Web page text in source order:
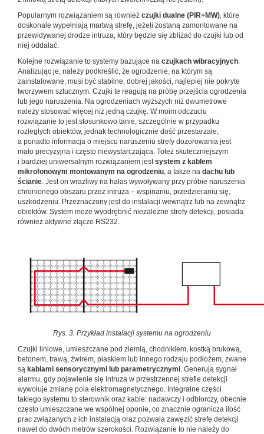
Popularnym rozwiązaniem są również czujki dualne (PIR+MW), które
doskonale wypełniają martwą strefę, jeżeli zostaną zamontowane na
przewidywanej drodze intruza, który będzie się zbliżać do czujki lub od
niej oddalać.
Kolejne rozwiązanie to systemy bazujące na czujkach wibracyjnych.
Analizując je, należy podkreślić, że ogrodzenie, na którym są
zainstalowane, musi być stabilne, dobrej jakości, najlepiej nie pokryte
tworzywem sztucznym. Czujki te reagują na próbę przejścia ogrodzenia
lub jego naruszenia. Na ogrodzeniach wyższych niż dwumetrowe
należy stosować więcej niż jedną czujkę. W moim odczuciu
rozwiązanie to jest stosunkowo tanie, szczególnie w przypadku
rozległych obiektów, jednak technologicznie dość przestarzałe,
a ponadto informacja o miejscu naruszeniu strefy dozorowania jest
mało precyzyjna i często niewystarczająca. Toteż skuteczniejszym
i bardziej uniwersalnym rozwiązaniem jestsystem z kablem
mikrofonowym montowanym na ogrodzeniu, a także na dachu lub
ścianie. Jest on wrażliwy na hałas wywoływany przy próbie naruszenia
chronionego obszaru przez intruza – wspinaniu, przedzieraniu się,
uszkodzeniu. Przeznaczony jest do instalacji wewnątrz lub na zewnątrz
obiektów. System może wyodrębnić niezależne strefy detekcji, posiada
również aktywne złącze RS232.
Rys. 3. Przykład instalacji systemu na ogrodzeniu
Czujki liniowe, umieszczane pod ziemią, chodnikiem, kostką brukową,
betonem, trawą, żwirem, piaskiem lub innego rodzaju podłożem, zwane
są kablami sensorycznymi lub parametrycznymi. Generują sygnał
alarmu, gdy pojawienie się intruza w przestrzennej strefie detekcji
wywołuje zmianę pola elektromagnetycznego. Integralne części
takiego systemu to sterownik oraz kable: nadawczy i odbiorczy, obecnie
często umieszczane we wspólnej oponie, co znacznie ogranicza ilość
prac związanych z ich instalacją oraz pozwala zawęzić strefę detekcji
nawet do dwóch metrów szerokości. Rozwiązanie to nie należy do